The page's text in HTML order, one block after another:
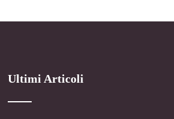
Ultimi Articoli